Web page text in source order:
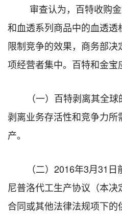
审查认为，百特收购
和血透系列商品中的血透透
限制竞争的效果，商务部
项经营者集中。百特和金宝
（一）百特剥离其全
剥离业务存活性和竞争力
产。
（二）2016年3月31
尼普洛代工生产协议（本
合同或其他法律法规项下的